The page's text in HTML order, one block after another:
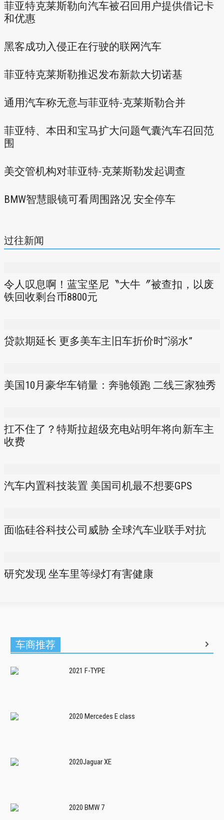
菲亚特克莱斯勒向汽车被召回用户提供借记卡
和优惠
黑客成功入侵正在行驶的联网汽车
菲亚特克莱斯勒推迟发布新款大切诺基
通用汽车称无意与菲亚特-克莱斯勒合并
菲亚特、本田和宝马扩大问题气囊汽车召回范
围
美交管机构对菲亚特-克莱斯勒发起调查
BMW智慧眼镜可看周围路况 安全停车
过往新闻
令人叹息啊！蓝宝坚尼〝大牛〞被查扣，以废
铁回收剩台币8800元
贷款期延长 更多美车主旧车折价时“溺水”
美国10月豪华车销量：奔驰领跑 二线三家独秀
扛不住了？特斯拉超级充电站明年将向新车主
收费
汽车内置科技装置 美国司机最不想要GPS
面临硅谷科技公司威胁 全球汽车业联手对抗
研究发现 坐车里等绿灯有害健康
车商推荐
2021 F-TYPE
2020 Mercedes E class
2020Jaguar XE
2020 BMW 7